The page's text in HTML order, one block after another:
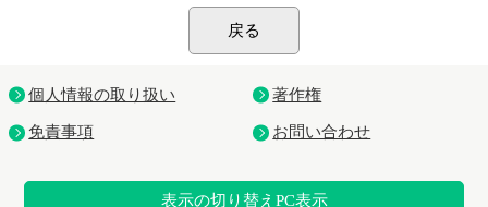
戻る
個人情報の取り扱い 著作権
免責事項 お問い合わせ
表示の切り替え PC表示